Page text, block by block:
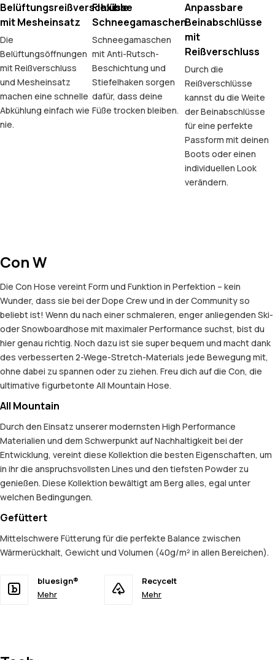
Belüftungsreißverschlüsse
mit Mesheinsatz
Die
Belüftungsöffnungen
mit Reißverschluss
und Mesheinsatz
machen eine schnelle
Abkühlung einfach wie
nie.
Flexible
Schneegamaschen
Schneegamaschen
mit Anti-Rutsch-
Beschichtung und
Stiefelhaken sorgen
dafür, dass deine
Füße trocken bleiben.
Anpassbare
Beinabschlüsse
mit
Reißverschluss
Durch die
Reißverschlüsse
kannst du die Weite
der Beinabschlüsse
für eine perfekte
Passform mit deinen
Boots oder einen
individuellen Look
verändern.
Con W
Die Con Hose vereint Form und Funktion in Perfektion – kein
Wunder, dass sie bei der Dope Crew und in der Community so
beliebt ist! Wenn du nach einer schmaleren, enger anliegenden Ski-
oder Snowboardhose mit maximaler Performance suchst, bist du
hier genau richtig. Noch dazu ist sie super bequem und macht dank
des verbesserten 2-Wege-Stretch-Materials jede Bewegung mit,
ohne dabei zu spannen oder zu ziehen. Freu dich auf die Con, die
ultimative figurbetonte All Mountain Hose.
All Mountain
Durch den Einsatz unserer modernsten High Performance
Materialien und dem Schwerpunkt auf Nachhaltigkeit bei der
Entwicklung, vereint diese Kollektion die besten Eigenschaften, um
in ihr die anspruchsvollsten Lines und den tiefsten Powder zu
genießen. Diese Kollektion bewältigt am Berg alles, egal unter
welchen Bedingungen.
Gefüttert
Mittelschwere Fütterung für die perfekte Balance zwischen
Wärmerückhalt, Gewicht und Volumen (40g/m² in allen Bereichen).
bluesign®
Mehr
Recycelt
Mehr